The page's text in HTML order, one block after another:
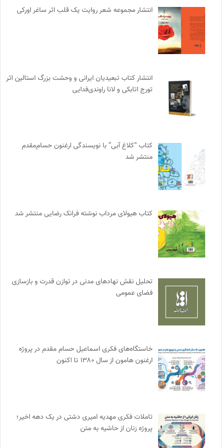
انتشار مجموعه شعر روایت یک قلب اثر ساغر اورکی
انتشار کتاب تبعیدیان ایرانی و وحشت بزرگ استالین اثر
تورج اتابکی و لانا راوندی‌فدایی
کتاب “کلاغ آبی” با نویسندگی ارغنون حسام‌مقدم
منتشر شد
کتاب هیولای مرداب نوشته فرانک رضایی منتشر شد
تحلیل نقش نهادهای مدنی در توازن قدرت و بازسازی
فضای عمومی
خاستگاه‌های فکری اسماعیل حسام مقدم در پروژه
ارغنون هامون از سال ۱۳۸۰ تا اکنون
تاملات فکری مهدیه امیری دشتی در یک دهه اخیر؛
پروژه زنان از حاشیه به متن